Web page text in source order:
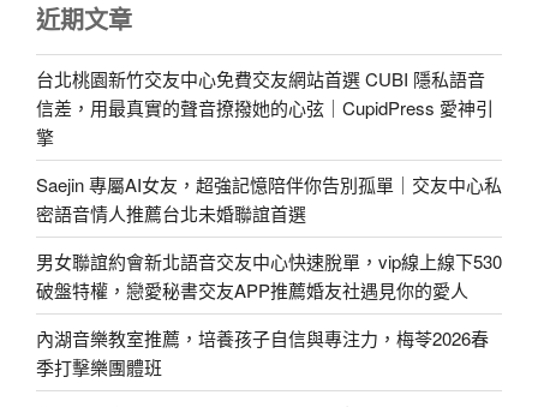
近期文章
台北桃園新竹交友中心免費交友網站首選 CUBI 隱私語音
信差，用最真實的聲音撩撥她的心弦｜CupidPress 愛神引
擎
Saejin 專屬AI女友，超強記憶陪伴你告別孤單｜交友中心私
密語音情人推薦台北未婚聯誼首選
男女聯誼約會新北語音交友中心快速脫單，vip線上線下530
破盤特權，戀愛秘書交友APP推薦婚友社遇見你的愛人
內湖音樂教室推薦，培養孩子自信與專注力，梅苓2026春
季打擊樂團體班